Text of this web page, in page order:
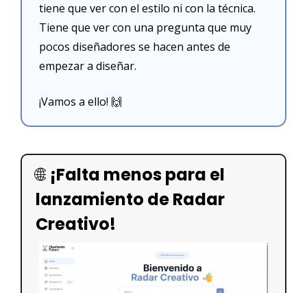
tiene que ver con el estilo ni con la técnica.
Tiene que ver con una pregunta que muy
pocos diseñadores se hacen antes de
empezar a diseñar.
¡Vamos a ello! 🙌
🌐 ¡Falta menos para el
lanzamiento de Radar
Creativo!